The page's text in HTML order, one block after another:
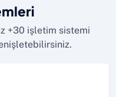
+30 işletim sistemi